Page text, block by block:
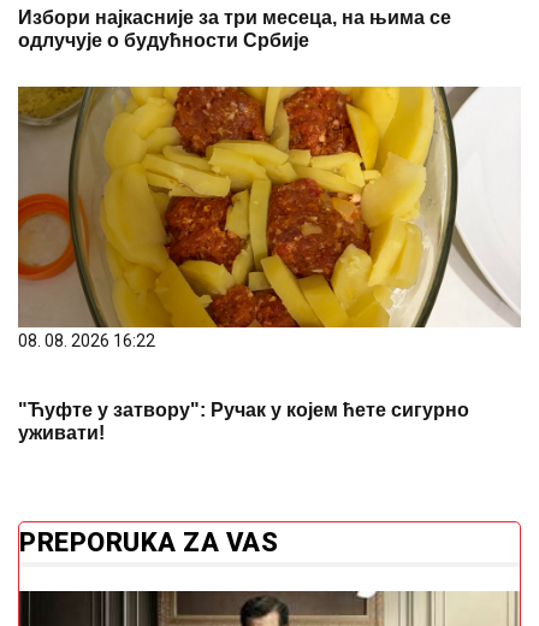
Избори најкасније за три месеца, на њима се
одлучује о будућности Србије
08. 08. 2026 16:22
"Ћуфте у затвору": Ручак у којем ћете сигурно
уживати!
PREPORUKA ZA VAS